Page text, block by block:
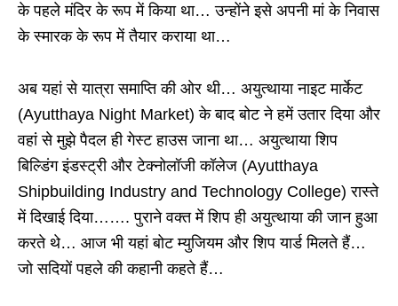
के पहले मंदिर के रूप में किया था… उन्होंने इसे अपनी मां के निवास
के स्मारक के रूप में तैयार कराया था…
अब यहां से यात्रा समाप्ति की ओर थी… अयुत्थाया नाइट मार्केट
(Ayutthaya Night Market) के बाद बोट ने हमें उतार दिया और
वहां से मुझे पैदल ही गेस्ट हाउस जाना था… अयुत्थाया शिप
बिल्डिंग इंडस्ट्री और टेक्नोलॉजी कॉलेज (Ayutthaya
Shipbuilding Industry and Technology College) रास्ते
में दिखाई दिया……. पुराने वक्त में शिप ही अयुत्थाया की जान हुआ
करते थे… आज भी यहां बोट म्युजियम और शिप यार्ड मिलते हैं…
जो सदियों पहले की कहानी कहते हैं…